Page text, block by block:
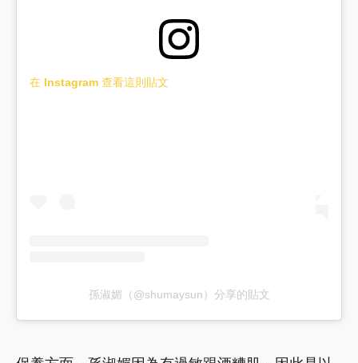
在 Instagram 查看這則貼文
孫淑媚（@shumaysun）分享的貼文